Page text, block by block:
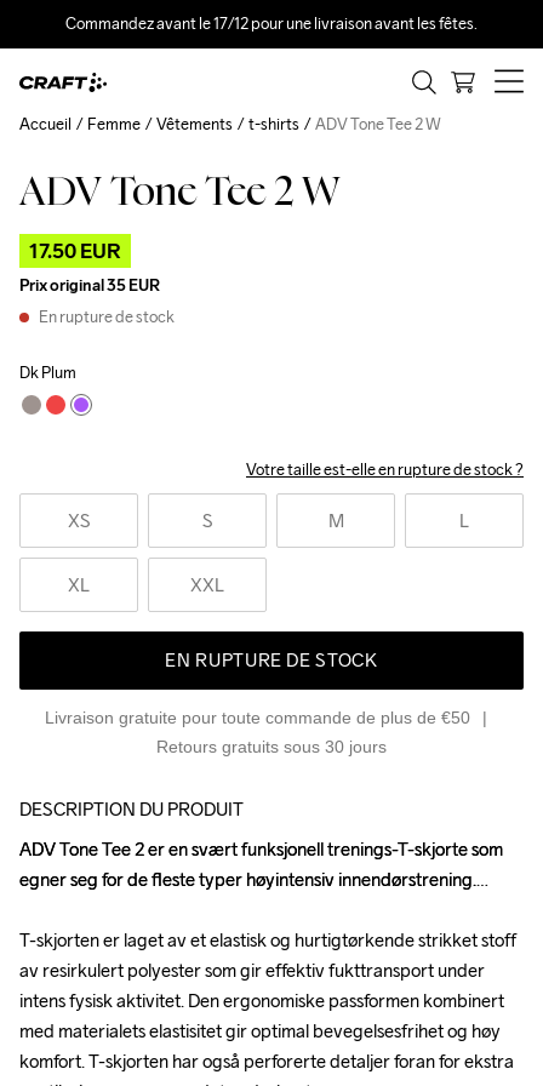
Commandez avant le 17/12 pour une livraison avant les fêtes.
ADV Tone Tee 2 W
17.50 EUR
Prix original35 EUR
En rupture de stock
Dk Plum
Votre taille est-elle en rupture de stock ?
XS S M L
XL XXL
EN RUPTURE DE STOCK
Livraison gratuite pour toute commande de plus de €50
Retours gratuits sous 30 jours
Accueil Femme Vêtements t-shirts ADV Tone Tee 2 W
Outlet
DESCRIPTION DU PRODUIT
ADV Tone Tee 2 er en svært funksjonell trenings-T-skjorte som
egner seg for de fleste typer høyintensiv innendørstrening.
T-skjorten er laget av et elastisk og hurtigtørkende strikket stoff
av resirkulert polyester som gir effektiv fukttransport under
intens fysisk aktivitet. Den ergonomiske passformen kombinert
med materialets elastisitet gir optimal bevegelsesfrihet og høy
komfort. T-skjorten har også perforerte detaljer foran for ekstra
ADV Tone Tee 2 er en svært funksjonell trenings-T-skjorte som
egner seg for de fleste typer høyintensiv innendørstrening.
T-skjorten er laget av et elastisk og hurtigtørkende strikket stoff
av resirkulert polyester som gir effektiv fukttransport under
intens fysisk aktivitet. Den ergonomiske passformen kombinert
med materialets elastisitet gir optimal bevegelsesfrihet og høy
komfort. T-skjorten har også perforerte detaljer foran for ekstra